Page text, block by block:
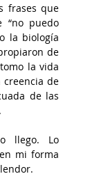
frases que
“no puedo
la biología
de
la vida
creencia de
de las
llego. Lo
mi forma